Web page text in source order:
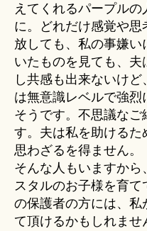
えてくれるパープル
に。どれだけ感覚や思
放しても、私の事嫌
いたものを見ても、
し共感も出来ないけ
は無意識レベルで強
そうです。不思議なご
す。夫は私を助けるた
思わざるを得ません。
そんな人もいますから
スタルのお子様を育
の保護者の方には、私
て頂けるかもしれませ